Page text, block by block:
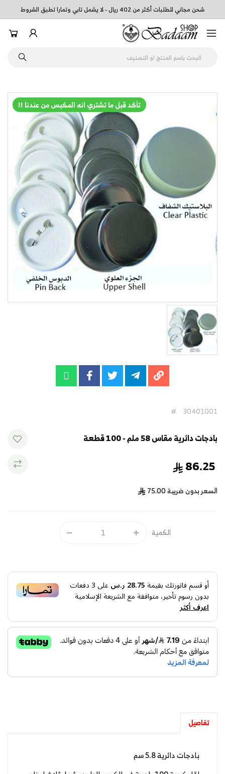
شحن مجاني للطلبات أكثر من 402 ريال - لا يشمل تابي وتمارا تطبق الشروط
تأكد قبل ما تشتري انه المكبس من عندنا !!
30401001
#
بادجات دائرية مقاس 58 ملم - 100 قطعة
86.25
السعر بدون ضريبة75.00
الكمية
أو قسم فاتورتك بقيمة 28.75 ر.س على3دفعات
بدون رسوم تأخير، متوافقة مع الشريعة الإسلامية
اعرف أكثر
تفاصيل
بادجات دائرية 5.8 سم